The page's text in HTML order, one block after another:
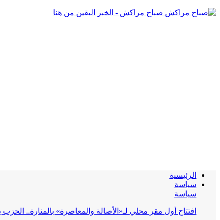
صباح مراكش - الخبر اليقين من هنا
الرئيسية
سياسة
سياسة
افتتاح أول مقر محلي لـ«الأصالة والمعاصرة» بالمنارة..